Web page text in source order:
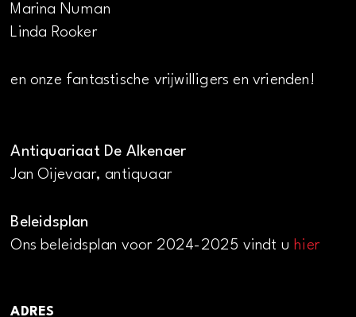
Marina Numan
Linda Rooker
en onze fantastische vrijwilligers en vrienden!
Antiquariaat De Alkenaer
Jan Oijevaar, antiquaar
Beleidsplan
Ons beleidsplan voor 2024-2025 vindt uhier
ADRES